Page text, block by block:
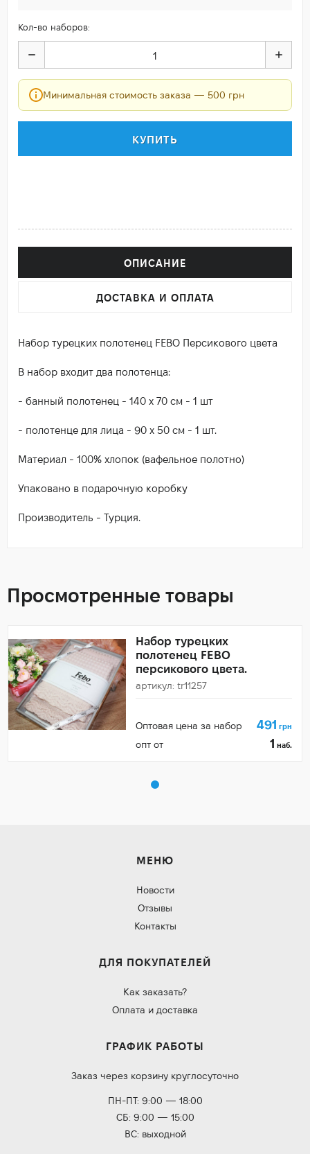
Кол-во наборов:
Минимальная стоимость заказа — 500 грн
КУПИТЬ
ОПИСАНИЕ
ДОСТАВКА И ОПЛАТА
Набор турецких полотенец FEBO Персикового цвета
В набор входит два полотенца:
- банный полотенец - 140 х 70 см - 1 шт
- полотенце для лица - 90 х 50 см - 1 шт.
Материал - 100% хлопок (вафельное полотно)
Упаковано в подарочную коробку
Производитель - Турция.
Просмотренные товары
Набор турецких
полотенец FEBO
персикового цвета.
артикул: tr11257
Оптовая цена за набор 491 грн
опт от 1 наб.
МЕНЮ
Новости
Отзывы
Контакты
ДЛЯ ПОКУПАТЕЛЕЙ
Как заказать?
Оплата и доставка
ГРАФИК РАБОТЫ
Заказ через корзину круглосуточно
ПН-ПТ: 9:00 — 18:00
СБ: 9:00 — 15:00
ВС: выходной